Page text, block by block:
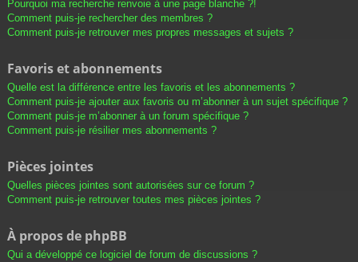
Pourquoi ma recherche renvoie à une page blanche ?!
Comment puis-je rechercher des membres ?
Comment puis-je retrouver mes propres messages et sujets ?
Favoris et abonnements
Quelle est la différence entre les favoris et les abonnements ?
Comment puis-je ajouter aux favoris ou m’abonner à un sujet spécifique ?
Comment puis-je m’abonner à un forum spécifique ?
Comment puis-je résilier mes abonnements ?
Pièces jointes
Quelles pièces jointes sont autorisées sur ce forum ?
Comment puis-je retrouver toutes mes pièces jointes ?
À propos de phpBB
Qui a développé ce logiciel de forum de discussions ?